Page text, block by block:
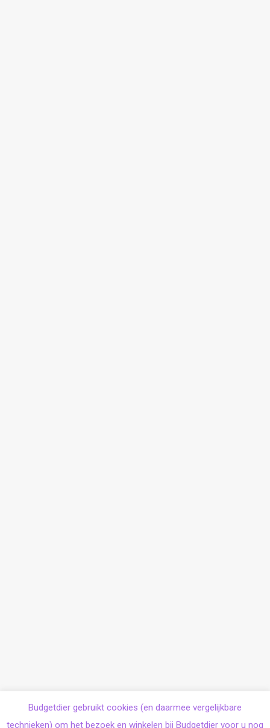
Budgetdier gebruikt cookies (en daarmee vergelijkbare
technieken) om het bezoek en winkelen bij Budgetdier voor u nog